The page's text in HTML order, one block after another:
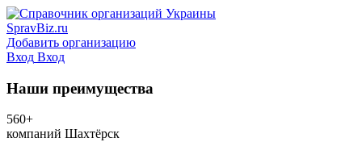
SpravBiz.ru
Добавить организацию
Вход Вход
Наши преимущества
560+
компаний Шахтёрск